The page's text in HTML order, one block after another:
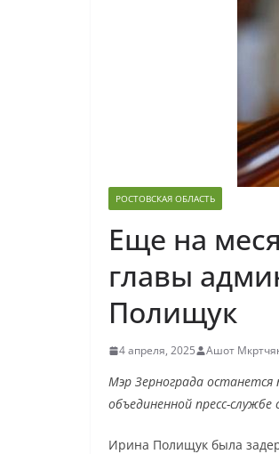
РОСТОВСКАЯ ОБЛАСТЬ
Еще на
главы
Полищук
4 апреля, 2025 Ашот
Мэр Зернограда
объединенной пресс-службе
Ирина Полищук была